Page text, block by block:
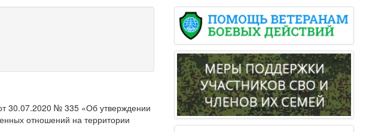
30.07.2020 № 335 «Об утверждении
отношений на территории